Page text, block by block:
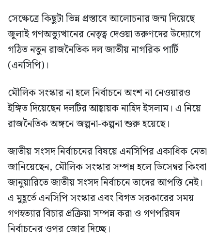
সেক্ষেত্রে কিছুটা ভিন্ন প্রস্তাবে আলোচনার জন্ম দিয়েছে
জুলাই গণঅভ্যুত্থানের নেতৃত্ব দেওয়া তরুণদের উদ্যোগে
গঠিত নতুন রাজনৈতিক দল জাতীয় নাগরিক পার্টি
(এনসিপি)।
মৌলিক সংস্কার না হলে নির্বাচনে অংশ না নেওয়ারও
ইঙ্গিত দিয়েছেন দলটির আহ্বায়ক নাহিদ ইসলাম। এ নিয়ে
রাজনৈতিক অঙ্গনে জল্পনা-কল্পনা শুরু হয়েছে।
জাতীয় সংসদ নির্বাচনের বিষয়ে এনসিপির একাধিক নেতা
জানিয়েছেন, মৌলিক সংস্কার সম্পন্ন হলে ডিসেম্বর কিংবা
জানুয়ারিতে জাতীয় সংসদ নির্বাচনে তাদের আপত্তি নেই।
এ মুহূর্তে এনসিপি সংস্কার এবং বিগত সরকারের সময়
গণহত্যার বিচার প্রক্রিয়া সম্পন্ন করা ও গণপরিষদ
নির্বাচনের ওপর জোর দিচ্ছে।